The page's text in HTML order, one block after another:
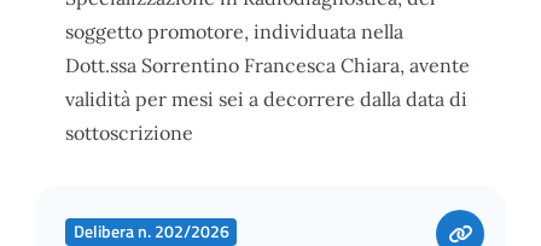
soggetto promotore, individuata nella
Dott.ssa Sorrentino Francesca Chiara, avente
validità per mesi sei a decorrere dalla data di
sottoscrizione
Delibera n. 202/2026